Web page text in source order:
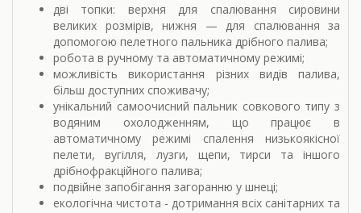
дві топки: верхня для спалювання сировини
великих розмірів, нижня — для спалювання за
допомогою пелетного пальника дрібного палива;
робота в ручному та автоматичному режимі;
можливість використання різних видів палива,
більш доступних споживачу;
унікальний самоочисний пальник совкового типу з
водяним охолодженням, що працює в
автоматичному режимі спалення низькоякісної
пелети, вугілля, лузги, щепи, тирси та іншого
дрібнофракційного палива;
подвійне запобігання загоранню у шнеці;
екологічна чистота - дотримання всіх санітарних та